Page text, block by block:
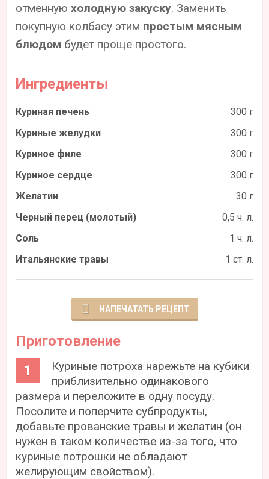
отменнуюхолодную закуску. Заменить
покупную колбасу этим простым мясным
блюдом будет проще простого.
Ингредиенты
Куриная печень
300 г
Куриные желудки
300 г
Куриное филе
300 г
Куриное сердце
300 г
Желатин
30 г
Черный перец (молотый)
0,5 ч. л.
Соль
1 ч. л.
Итальянские травы
1 ст. л.
НАПЕЧАТАТЬ РЕЦЕПТ
Приготовление
Куриные потроха нарежьте на кубики
приблизительно одинакового
размера и переложите в одну посуду.
Посолите и поперчите субпродукты,
добавьте прованские травы и желатин (он
нужен в таком количестве из-за того, что
куриные потрошки не обладают
желирующим свойством).